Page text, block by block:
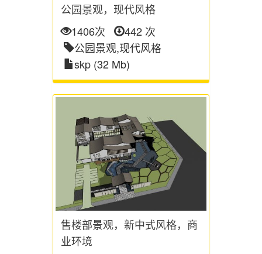
公园景观，现代风格
1406次
442 次
公园景观,现代风格
skp (32 Mb)
售楼部景观，新中式风格，商
业环境